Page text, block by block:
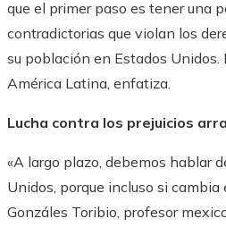
que el primer paso es tener una
contradictorias que violan los
su población en Estados Unidos.
América Latina, enfatiza.
Lucha contra los prejuicios
«A largo plazo, debemos hablar
Unidos, porque incluso si
Gonzáles Toribio, profesor